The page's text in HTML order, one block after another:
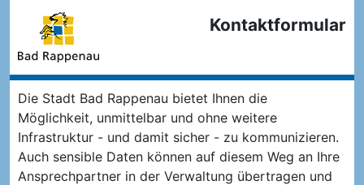
Kontaktformular
Die Stadt Bad Rappenau bietet Ihnen die
Möglichkeit, unmittelbar und ohne weitere
Infrastruktur - und damit sicher - zu kommunizieren.
Auch sensible Daten können auf diesem Weg an Ihre
Ansprechpartner in der Verwaltung übertragen und